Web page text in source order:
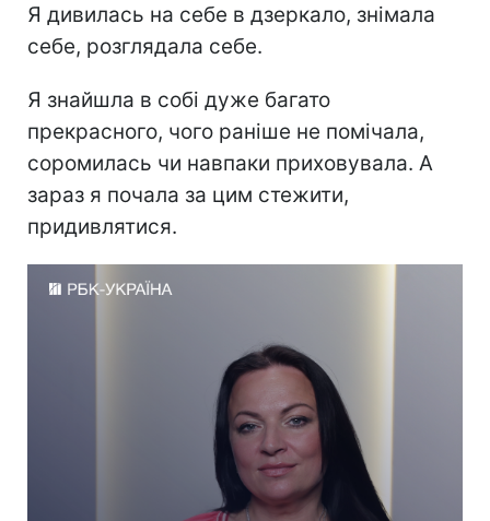
Я дивилась на себе в дзеркало, знімала
себе, розглядала себе.
Я знайшла в собі дуже багато
прекрасного, чого раніше не помічала,
соромилась чи навпаки приховувала. А
зараз я почала за цим стежити,
придивлятися.